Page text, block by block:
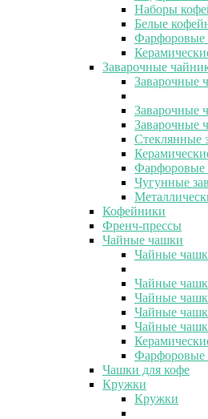
Наборы
Белые
Фарфоровые
Заварочные
Заварочные
Заварочные
Заварочные
Стеклянные
Фарфоровые
Чугунные
Кофейники
Френч-прессы
Чайные чашки
Чайные
Чайные
Чайные
Чайные
Чайные
Фарфоровые
Чашки для кофе
Кружки
Кружки